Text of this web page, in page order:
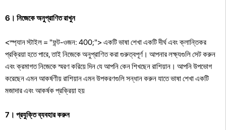
6। নিজেকে অনুপ্রাণিত রাখুন
<স্প্যান স্টাইল = "ফন্ট-ওজন: 400;"> একটি ভাষা শেখা একটি দীর্ঘ এবং ক্লান্তিকর
প্রক্রিয়া হতে পারে, তাই নিজেকে অনুপ্রাণিত করা গুরুত্বপূর্ণ। আপনার লক্ষ্যগুলি সেট করুন
এবং ক্রমাগত নিজেকে স্মরণ করিয়ে দিন যে আপনি কেন শিখছেন রাশিয়ান। আপনি উপভোগ
করেছেন এমন আকর্ষণীয় রাশিয়ান এমন উপকরণগুলি সন্ধান করুন যাতে ভাষা শেখা একটি
মজাদার এবং আকর্ষক প্রক্রিয়া হয়
7। প্রযুক্তি ব্যবহার করুন